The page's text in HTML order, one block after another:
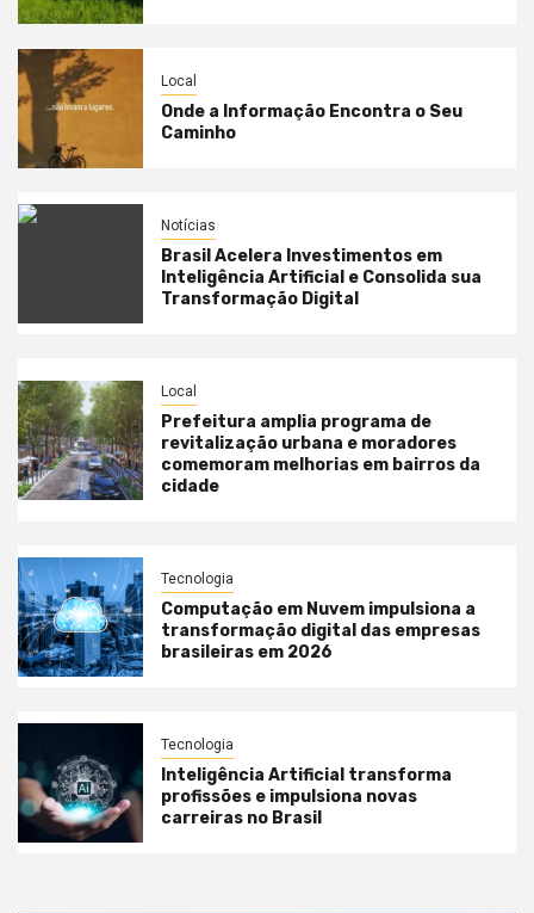
Local
Onde a Informação Encontra o Seu
Caminho
Notícias
Brasil Acelera Investimentos em
Inteligência Artificial e Consolida sua
Transformação Digital
Local
Prefeitura amplia programa de
revitalização urbana e moradores
comemoram melhorias em bairros da
cidade
Tecnologia
Computação em Nuvem impulsiona a
transformação digital das empresas
brasileiras em 2026
Tecnologia
Inteligência Artificial transforma
profissões e impulsiona novas
carreiras no Brasil